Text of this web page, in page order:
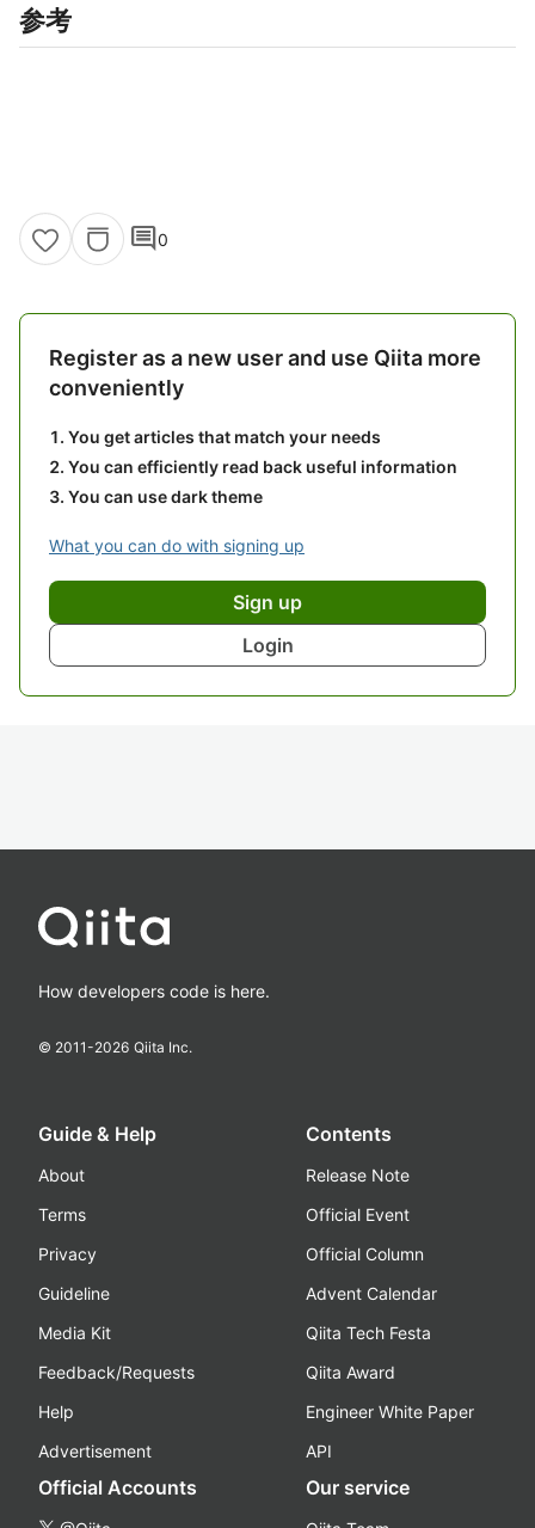
参考
comment0
Register as a new user and use Qiita more
conveniently
You get articles that match your needs
You can efficiently read back useful information
You can use dark theme
What you can do with signing up
Sign up
Login
How developers code is here.
© 2011-2026 Qiita Inc.
Guide & Help
About
Terms
Privacy
Guideline
Media Kit
Feedback/Requests
Help
Advertisement
Contents
Release Note
Official Event
Official Column
Advent Calendar
Qiita Tech Festa
Qiita Award
Engineer White Paper
API
Official Accounts Our service